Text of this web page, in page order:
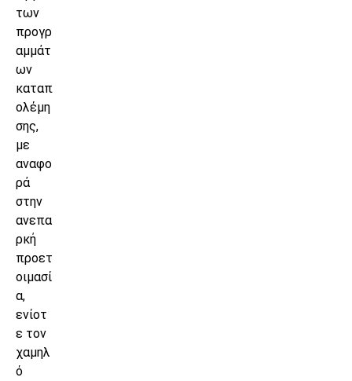
των
προγρ
αμμάτ
ων
καταπ
ολέμη
σης,
με
αναφο
ρά
στην
ανεπα
ρκή
προετ
οιμασί
α,
ενίοτ
ε τον
χαμηλ
ό